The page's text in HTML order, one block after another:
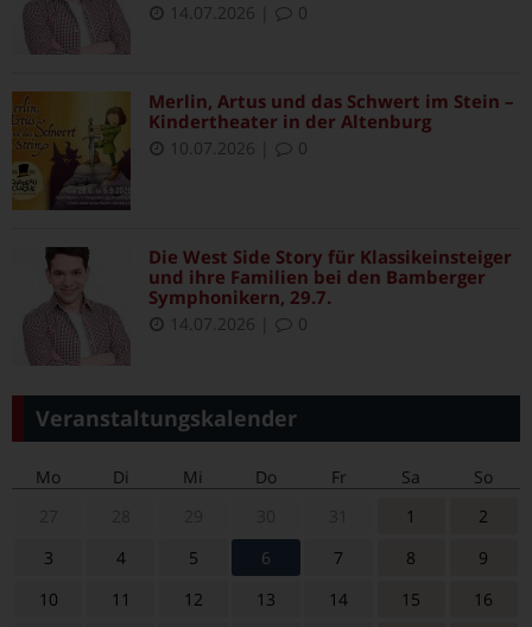
14.07.2026 0
Merlin, Artus und das Schwert im Stein –
Kindertheater in der Altenburg
10.07.2026 0
Die West Side Story für Klassikeinsteiger
und ihre Familien bei den Bamberger
Symphonikern, 29.7.
14.07.2026 0
Veranstaltungskalender
Mo Di Mi Do Fr Sa
So
1
2
3
4 5 6 7 8
9
10
11 12 13 14 15 16